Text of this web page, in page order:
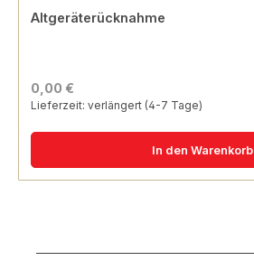
Altgeräterücknahme
0,00 €
Lieferzeit: verlängert (4-7 Tage)
In den Warenkorb